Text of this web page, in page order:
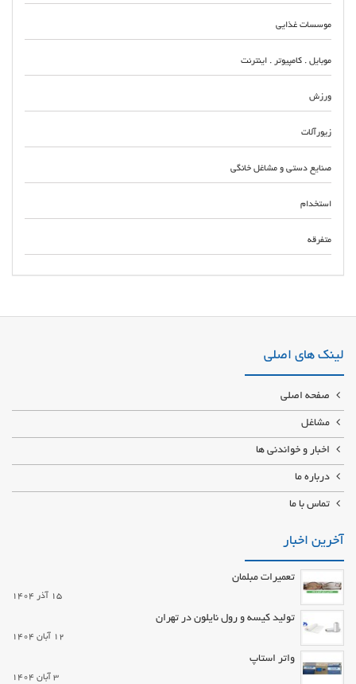
موسسات غذایی
موبایل . کامپیوتر . اینترنت
ورزش
زیورآلات
صنایع دستی و مشاغل خانگی
استخدام
متفرقه
اندیمشک ایذه بهبهان مسجد سلیمان رامهرمز فروش لوازم یونیت و بلوک و پمپ و
لینک های اصلی
صفحه اصلی
مشاغل
اخبار و خواندنی ها
درباره ما
تماس با ما
آخرین اخبار
تعمیرات مبلمان
15 آذر 1404
تولید کیسه و رول نایلون در تهران
12 آبان 1404
واتر استاپ
3 آبان 1404